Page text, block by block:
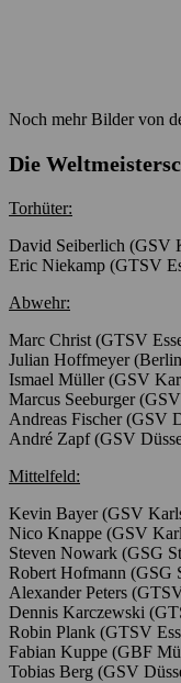
Noch mehr Bilder von
Die
Torhüter:
David Seiberlich (GSV
Eric Niekamp (GTSV
Abwehr:
Marc Christ (GTSV
Julian Hoffmeyer
Ismael Müller (GSV
Marcus Seeburger
Andreas Fischer (GSV
André Zapf (GSV
Mittelfeld:
Kevin Bayer (GSV
Nico Knappe (GSV
Steven Nowark (GSG
Robert Hofmann (GSG
Alexander Peters
Dennis Karczewski
Robin Plank (GTSV
Fabian Kuppe (GBF
Tobias Berg (GSV